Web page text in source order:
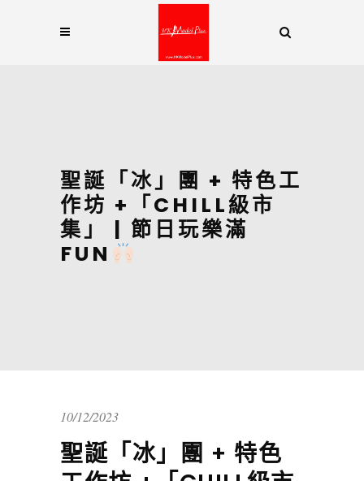
聖誕「冰」團 + 特色工
作坊 +「CHILL級市
集」 | 節日玩樂滿
FUN
10/12/2023
聖誕「冰」團 + 特色